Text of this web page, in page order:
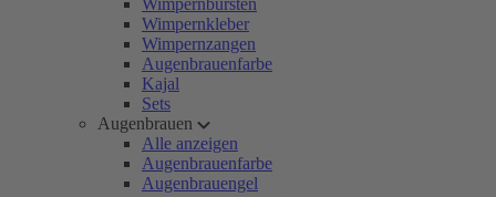
Wimpernbürsten
Wimpernkleber
Wimpernzangen
Augenbrauenfarbe
Kajal
Sets
Augenbrauen
Alle anzeigen
Augenbrauenfarbe
Augenbrauengel